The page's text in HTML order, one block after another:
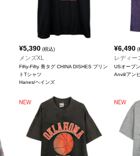
¥5,390 (税込)
メンズXL
Fifty-Fifty 青タグ CHINA DISHES プリン
トTシャツ
Hanes/ヘインズ
¥6,490 (
レディー
USオープ
Anvil/アン